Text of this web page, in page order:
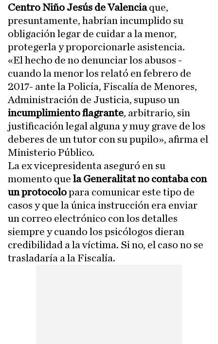
Centro Niño Jesús de Valenciaque,
presuntamente, habrían incumplido su
obligación legar de cuidar a la menor,
protegerla y proporcionarle asistencia.
«El hecho de no denunciar los abusos -
cuando la menor los relató en febrero de
2017- ante la Policía, Fiscalía de Menores,
Administración de Justicia, supuso un
incumplimiento flagrante, arbitrario, sin
justificación legal alguna y muy grave de los
deberes de un tutor con su pupilo», afirma el
Ministerio Público.
La ex vicepresidenta aseguró en su
momento que la Generalitat no contaba con
un protocolopara comunicar este tipo de
casos y que la única instrucción era enviar
un correo electrónico con los detalles
siempre y cuando los psicólogos dieran
credibilidad a la víctima. Si no, el caso no se
trasladaría a la Fiscalía.